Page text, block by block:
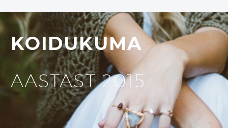
KOIDUKUMA
AASTAST 2015